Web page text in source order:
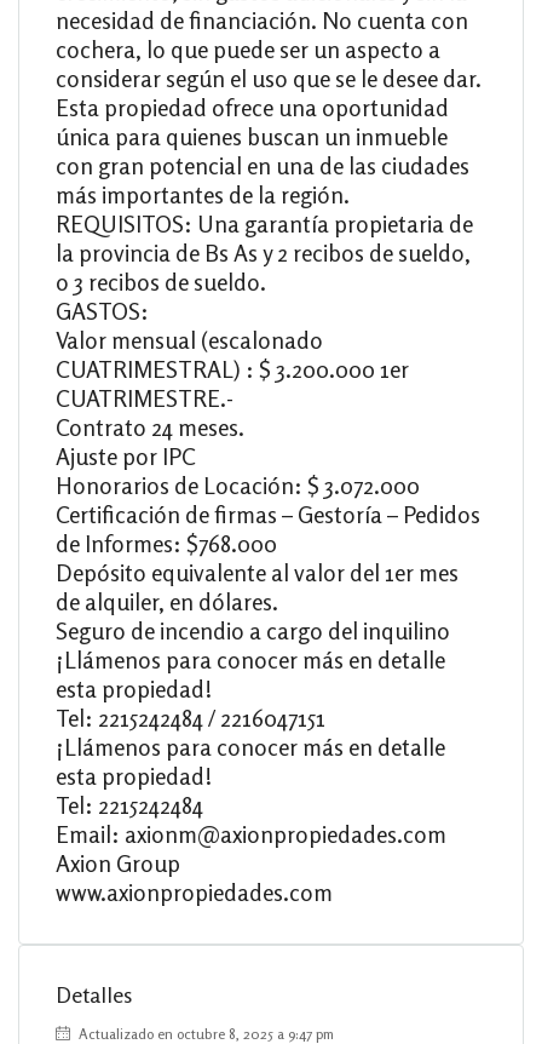
necesidad de financiación. No cuenta con
cochera, lo que puede ser un aspecto a
considerar según el uso que se le desee dar.
Esta propiedad ofrece una oportunidad
única para quienes buscan un inmueble
con gran potencial en una de las ciudades
más importantes de la región.
REQUISITOS: Una garantía propietaria de
la provincia de Bs As y 2 recibos de sueldo,
o 3 recibos de sueldo.
GASTOS:
Valor mensual (escalonado
CUATRIMESTRAL) : $ 3.200.000 1er
CUATRIMESTRE.-
Contrato 24 meses.
Ajuste por IPC
Honorarios de Locación: $ 3.072.000
Certificación de firmas – Gestoría – Pedidos
de Informes: $768.000
Depósito equivalente al valor del 1er mes
de alquiler, en dólares.
Seguro de incendio a cargo del inquilino
¡Llámenos para conocer más en detalle
esta propiedad!
Tel: 2215242484 / 2216047151
¡Llámenos para conocer más en detalle
esta propiedad!
Tel: 2215242484
Email: axionm@axionpropiedades.com
Axion Group
www.axionpropiedades.com
Detalles
Actualizado en octubre 8, 2025 a 9:47 pm